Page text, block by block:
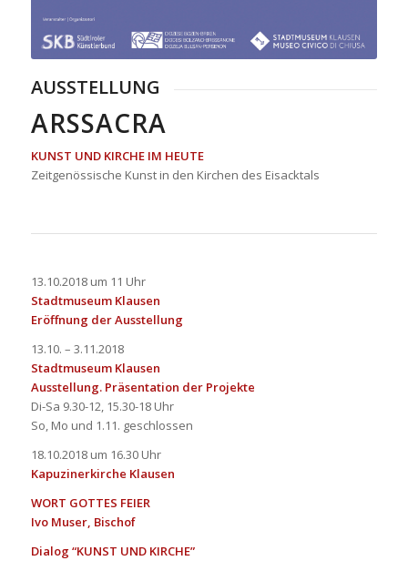
AUSSTELLUNG
ARSSACRA
KUNST UND KIRCHE IM HEUTE
Zeitgenössische Kunst in den Kirchen des Eisacktals
13.10.2018 um 11 Uhr
Stadtmuseum Klausen
Eröffnung der Ausstellung
13.10. – 3.11.2018
Stadtmuseum Klausen
Ausstellung. Präsentation der Projekte
Di-Sa 9.30-12, 15.30-18 Uhr
So, Mo und 1.11. geschlossen
18.10.2018 um 16.30 Uhr
Kapuzinerkirche Klausen
WORT GOTTES FEIER
Ivo Muser, Bischof
Dialog “KUNST UND KIRCHE”